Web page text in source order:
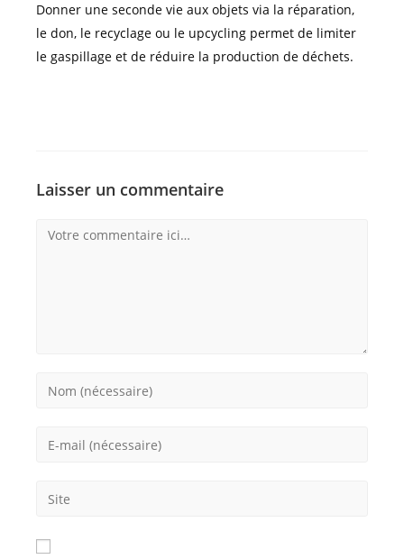
Donner une seconde vie aux objets via la réparation,
le don, le recyclage ou le upcycling permet de limiter
le gaspillage et de réduire la production de déchets.
Laisser un commentaire